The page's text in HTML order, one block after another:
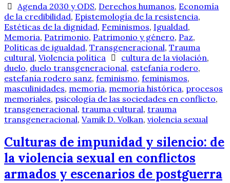
Agenda 2030 y ODS, Derechos humanos, Economía
de la credibilidad, Epistemología de la resistencia,
Estéticas de la dignidad, Feminismos, Igualdad,
Memoria, Patrimonio, Patrimonio y género, Paz,
Políticas de igualdad, Transgeneracional, Trauma
cultural, Violencia política cultura de la violación,
duelo, duelo transgeneracional, estefanía rodero,
estefanía rodero sanz, feminismo, feminismos,
masculinidades, memoria, memoria histórica, procesos
memoriales, psicología de las sociedades en conflicto,
transgeneracional, trauma cultural, trauma
transgeneracional, Vamik D. Volkan, violencia sexual
Culturas de impunidad y silencio: de
la violencia sexual en conflictos
armados y escenarios de postguerra